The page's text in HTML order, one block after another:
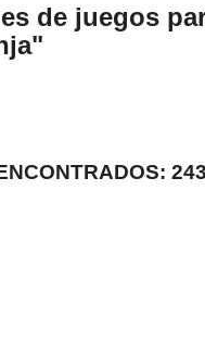
de juegos
243